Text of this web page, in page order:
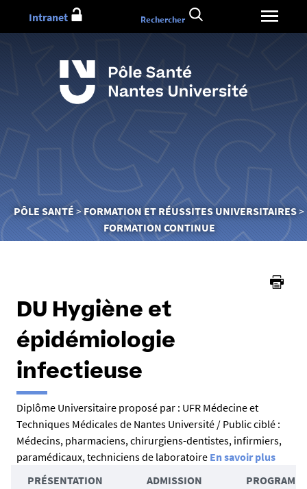
au
Vous
êtes
ici :
PÔLE SANTÉ
FORMATION ET RÉUSSITES UNIVERSITAIRES
FORMATION CONTINUE
Intranet Rechercher
DU Hygiène et
épidémiologie
infectieuse
R
é
s
Diplôme Universitaire proposé par : UFR Médecine et
Techniques Médicales de Nantes Université / Public ciblé :
Médecins, pharmaciens, chirurgiens-dentistes, infirmiers,
paramédicaux, techniciens de laboratoire En savoir plus
PRÉSENTATION ADMISSION